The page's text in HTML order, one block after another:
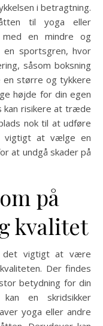
i betragtning.
til yoga eller
en mindre og
sportsgren, hvor
såsom boksning
større og tykkere
højde for din egen
kan risikere at træde
nok til at udføre
vigtigt at vælge en
at undgå skader på
på
kvalitet
det vigtigt at være
Der findes
betydning for din
kan en skridsikker
yoga eller andre